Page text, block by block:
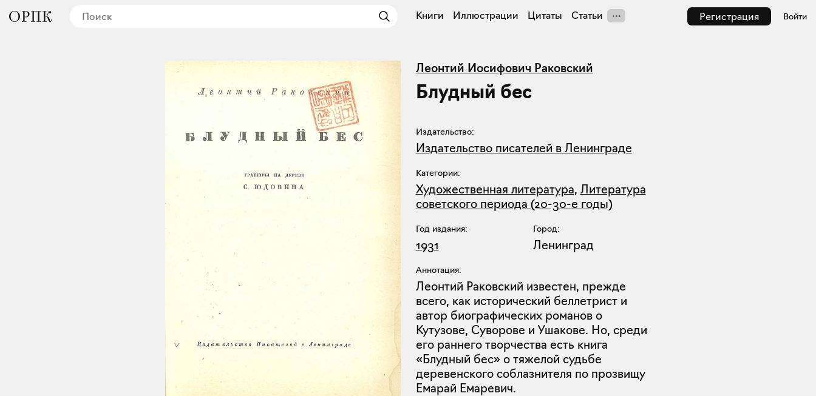
Регистрация Войти
Книги Иллюстрации Цитаты Статьи
Леонтий Иосифович Раковский
Блудный бес
Издательство:
Издательство писателей в Ленинграде
Категории:
Художественная литература, Литература
советского периода (20-30-е годы)
Год издания:
1931
Город:
Ленинград
Аннотация:
Леонтий Раковский известен, прежде
всего, как исторический беллетрист и
автор биографических романов о
Кутузове, Суворове и Ушакове. Но, среди
его раннего творчества есть книга
«Блудный бес» о тяжелой судьбе
деревенского соблазнителя по прозвищу
Емарай Емаревич.